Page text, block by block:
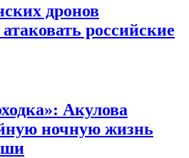
дронов
российские
Акулова
ночную жизнь